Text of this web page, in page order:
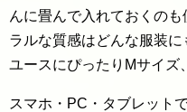
んに畳んで入れておくの
ラルな質感はどんな服装
ユースにぴったりMサイズ
スマホ・PC・タブレット